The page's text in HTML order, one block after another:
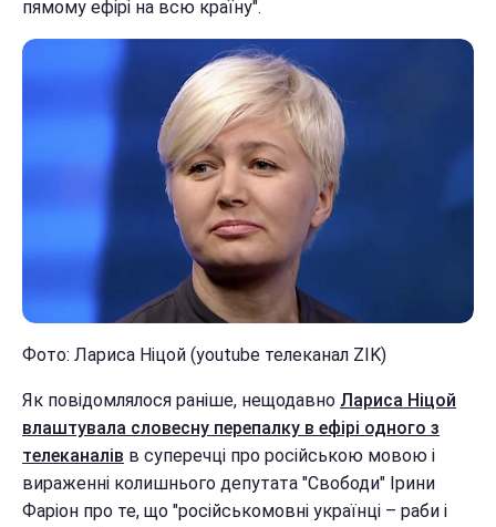
пямому ефірі на всю країну".
Фото: Лариса Ніцой (youtube телеканал ZIK)
Як повідомлялося раніше, нещодавно Лариса Ніцой
влаштувала словесну перепалку в ефірі одного з
телеканалів в суперечці про російською мовою і
вираженні колишнього депутата "Свободи" Ірини
Фаріон про те, що "російськомовні українці – раби і